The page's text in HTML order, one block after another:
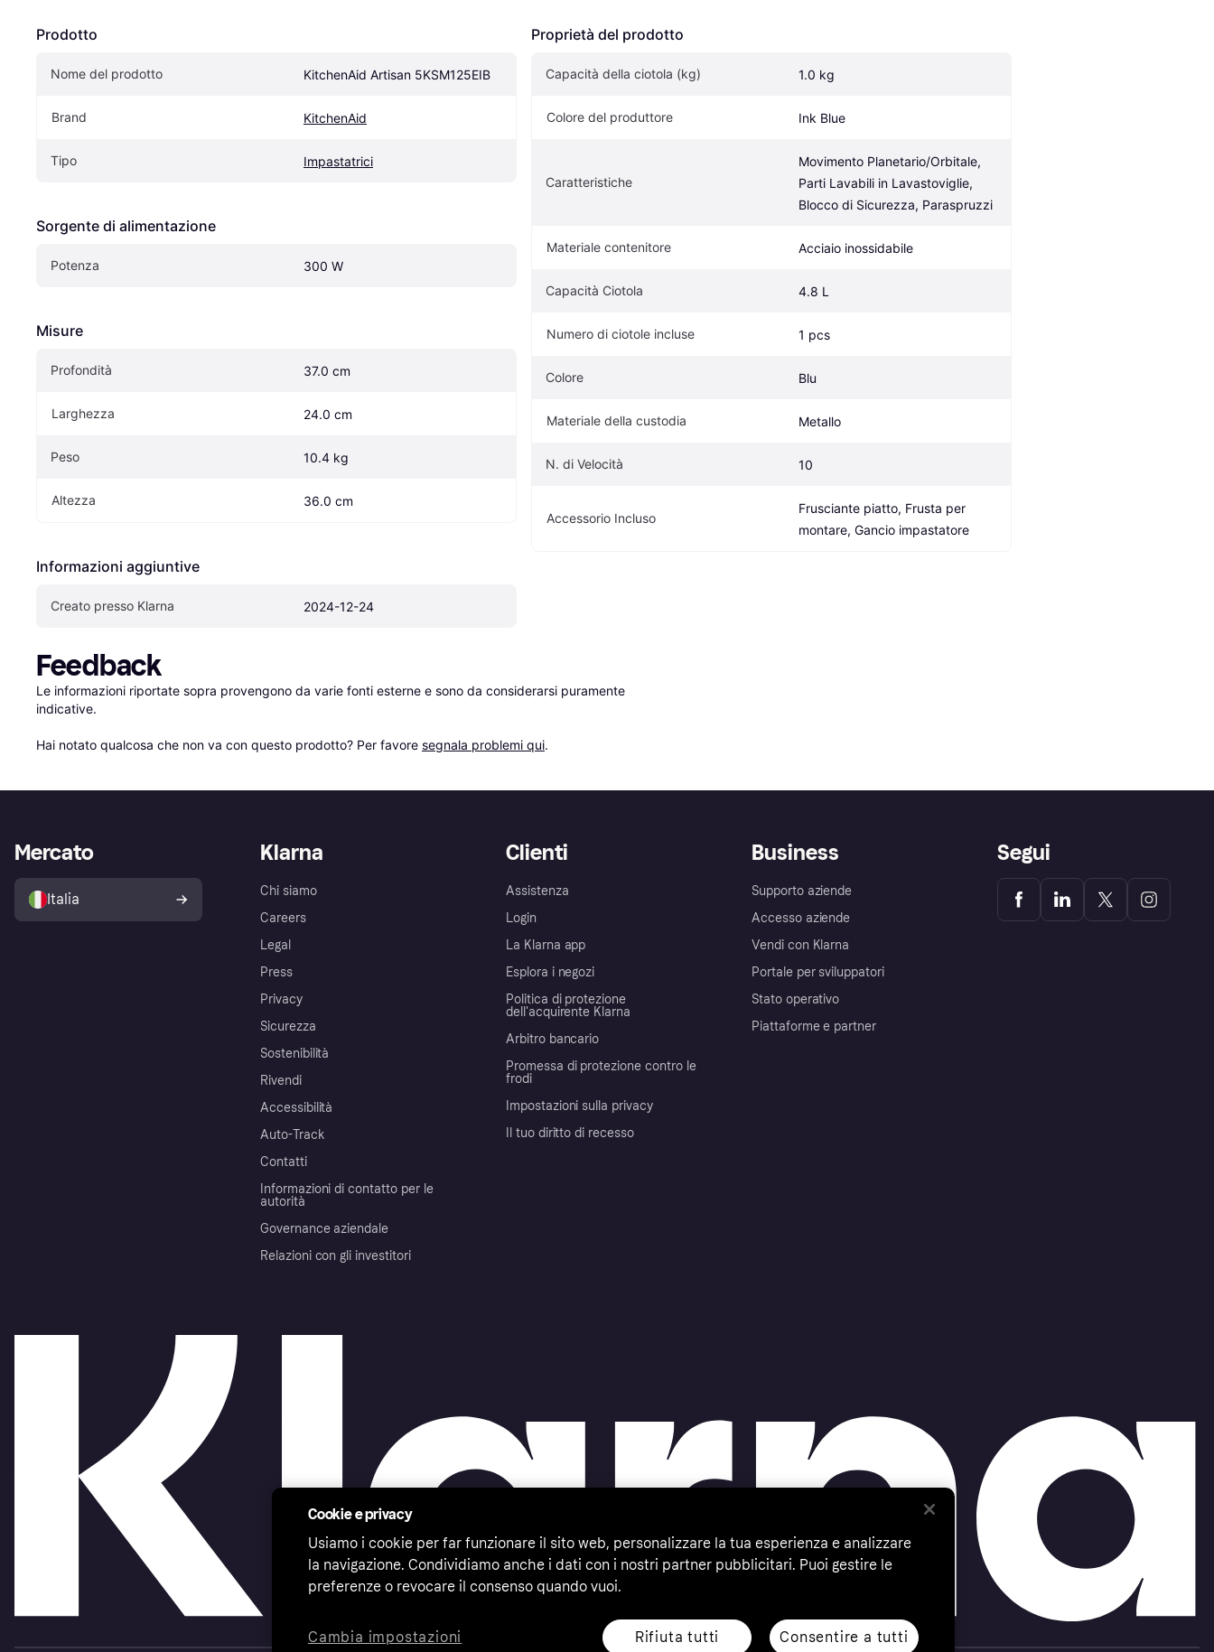
Prodotto
Nome del prodotto KitchenAid Artisan 5KSM125EIB
Brand KitchenAid
Tipo Impastatrici
Sorgente di alimentazione
Potenza 300 W
Misure
Profondità 37.0 cm
Larghezza 24.0 cm
Peso 10.4 kg
Altezza 36.0 cm
Informazioni aggiuntive
Creato presso Klarna 2024-12-24
Proprietà del prodotto
Capacità della ciotola (kg) 1.0 kg
Colore del produttore Ink Blue
Caratteristiche
Movimento Planetario/Orbitale,
Parti Lavabili in Lavastoviglie,
Blocco di Sicurezza, Paraspruzzi
Materiale contenitore Acciaio inossidabile
Capacità Ciotola 4.8 L
Numero di ciotole incluse 1 pcs
Colore Blu
Materiale della custodia Metallo
N. di Velocità 10
Accessorio Incluso
Frusciante piatto, Frusta per
montare, Gancio impastatore
Feedback
Le informazioni riportate sopra provengono da varie fonti esterne e sono da considerarsi puramente
indicative.
Hai notato qualcosa che non va con questo prodotto? Per favore segnala problemi qui.
Klarna
Chi siamo
Careers
Legal
Press
Privacy
Sicurezza
Sostenibilità
Rivendi
Accessibilità
Auto-Track
Contatti
Informazioni di contatto per le
autorità
Governance aziendale
Relazioni con gli investitori
Clienti
Assistenza
Login
La Klarna app
Esplora i negozi
Politica di protezione
dell'acquirente Klarna
Arbitro bancario
Promessa di protezione contro le
frodi
Impostazioni sulla privacy
Il tuo diritto di recesso
Business
Supporto aziende
Accesso aziende
Vendi con Klarna
Portale per sviluppatori
Stato operativo
Piattaforme e partner
Mercato
Italia
Segui
Cookie e privacy
Usiamo i cookie per far funzionare il sito web, personalizzare la tua esperienza e analizzare
la navigazione. Condividiamo anche i dati con i nostri partner pubblicitari. Puoi gestire le
preferenze o revocare il consenso quando vuoi.
Rifiuta tutti Consentire a tutti
Cambia impostazioni